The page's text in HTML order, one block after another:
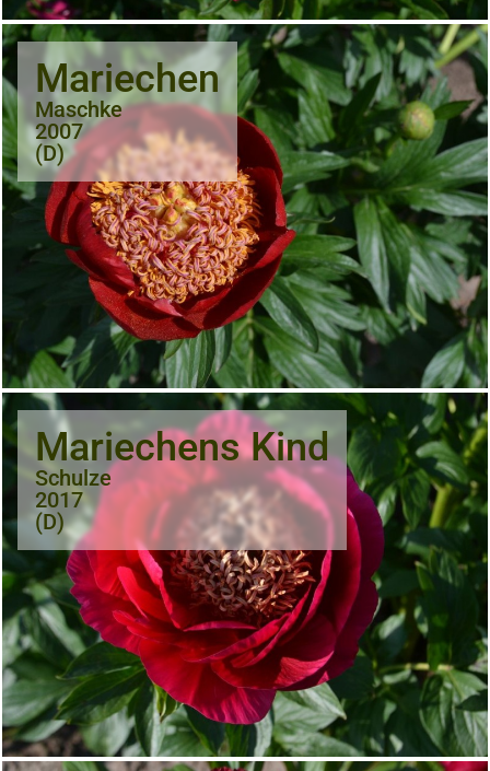
Mariechen
Maschke
2007
(D)
Mariechens Kind
Schulze
2017
(D)